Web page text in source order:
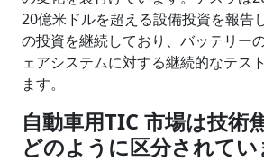
20億米ドルを超える設備投資を報告
の投資を継続しており、バッテリー
ェアシステムに対する継続的なテス
ます。
自動車用TIC 市場は技術
どのように区分されてい